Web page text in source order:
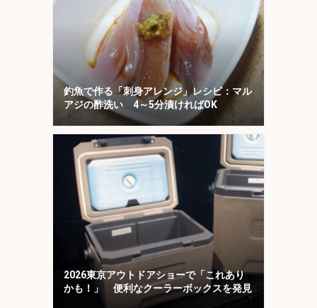
釣魚で作る「刺身アレンジ」レシピ：マル
アジの酢洗い 4～5分漬ければOK
2026東京アウトドアショーで「これあり
かも！」 便利なクーラーボックスを発見